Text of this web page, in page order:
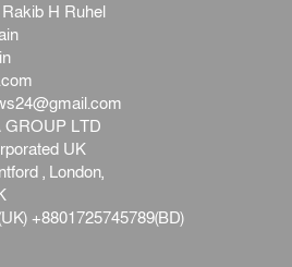
H Ruhel
LTD
UK
, London,
+8801725745789(BD)